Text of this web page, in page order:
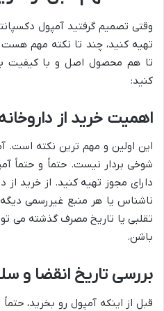
تهیه کنید، چند تا نکته مهم
تا هم محصول اصل و با کیفیت
کنید:
اهمیت خرید از
این اولین و مهم ترین نکته
شوخی بردار نیست. حتماً و حتماً
دارای مجوز تهیه کنید. از خرید
ناشناس یا هر منبع غیررسمی
تقلبی یا تاریخ مصرف گذشته می
باشن.
بررسی تاریخ انقضا و
قبل از اینکه آمپول رو بخرید،